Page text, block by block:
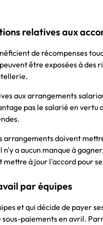
relatives aux
de récompenses
être exposées à des
aux arrangements
pas le salarié en
arrangements doivent
a aucun manque à
à jour l'accord pour
par équipes
et qui décide de payer
paiements en avril.